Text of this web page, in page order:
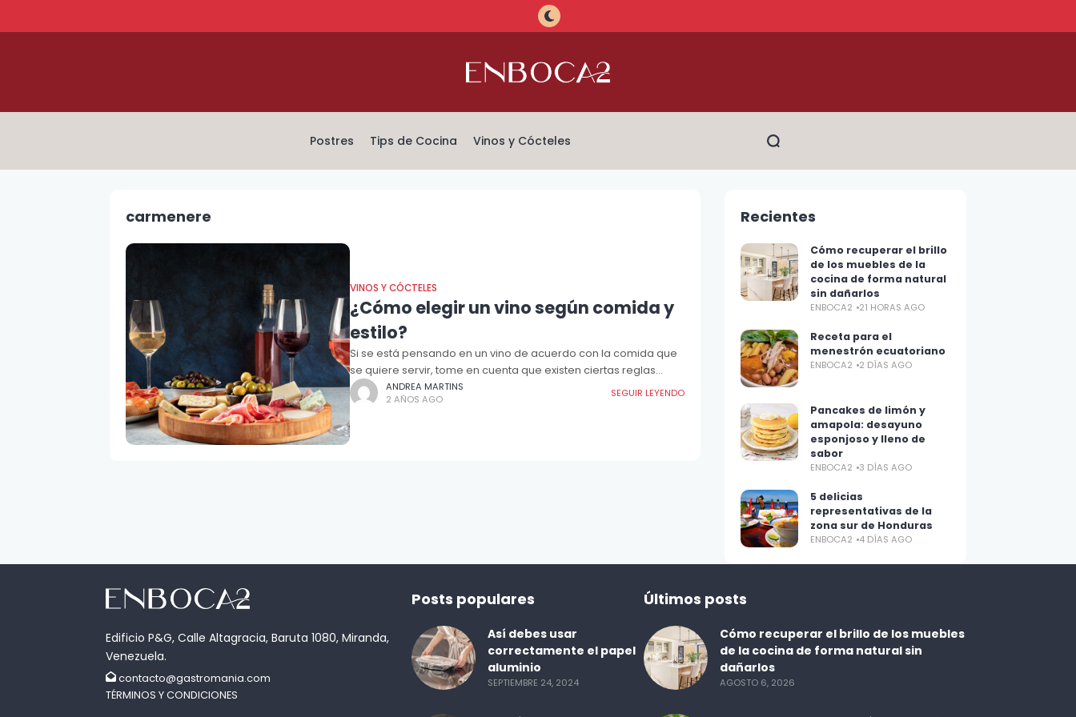
Postres Tips de Cocina Vinos y Cócteles
carmenere
VINOS Y CÓCTELES
¿Cómo elegir un vino según comida y
estilo?
Si se está pensando en un vino de acuerdo con la comida que
se quiere servir, tome en cuenta que existen ciertas reglas
generales a la hora de elegir un
ANDREA MARTINS
2 AÑOS AGO
SEGUIR LEYENDO
Recientes
Cómo recuperar el brillo
de los muebles de la
cocina de forma natural
sin dañarlos
ENBOCA2 21 HORAS AGO
Receta para el
menestrón ecuatoriano
ENBOCA2 2 DÍAS AGO
Pancakes de limón y
amapola: desayuno
esponjoso y lleno de
sabor
ENBOCA2 3 DÍAS AGO
5 delicias
representativas de la
zona sur de Honduras
ENBOCA2 4 DÍAS AGO
Edificio P&G, Calle Altagracia, Baruta 1080, Miranda,
Venezuela.
contacto@gastromania.com
TÉRMINOS Y CONDICIONES
Posts populares
Así debes usar
correctamente el papel
aluminio
SEPTIEMBRE 24, 2024
Últimos posts
Cómo recuperar el brillo de los muebles
de la cocina de forma natural sin
dañarlos
AGOSTO 6, 2026